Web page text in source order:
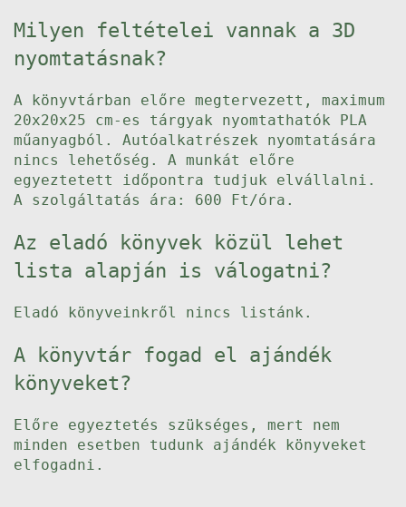
Milyen feltételei vannak a 3D
nyomtatásnak?
A könyvtárban előre megtervezett, maximum
20x20x25 cm-es tárgyak nyomtathatók PLA
műanyagból. Autóalkatrészek nyomtatására
nincs lehetőség. A munkát előre
egyeztetett időpontra tudjuk elvállalni.
A szolgáltatás ára: 600 Ft/óra.
Az eladó könyvek közül lehet
lista alapján is válogatni?
Eladó könyveinkről nincs listánk.
A könyvtár fogad el ajándék
könyveket?
Előre egyeztetés szükséges, mert nem
minden esetben tudunk ajándék könyveket
elfogadni.